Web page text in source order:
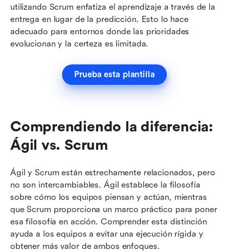
utilizando Scrum enfatiza el aprendizaje a través de la
entrega en lugar de la predicción. Esto lo hace
adecuado para entornos donde las prioridades
evolucionan y la certeza es limitada.
Prueba esta plantilla
Comprendiendo la diferencia:
Ágil vs. Scrum
Ágil y Scrum están estrechamente relacionados, pero
no son intercambiables. Ágil establece la filosofía
sobre cómo los equipos piensan y actúan, mientras
que Scrum proporciona un marco práctico para poner
esa filosofía en acción. Comprender esta distinción
ayuda a los equipos a evitar una ejecución rígida y
obtener más valor de ambos enfoques.